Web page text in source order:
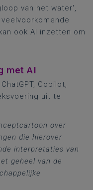
van het water',
ook AI inzetten om
met AI
Copilot,
uit te
over
die hierover
interpretaties van
geheel van de